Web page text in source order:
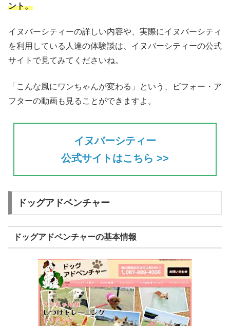
ント。
イヌバーシティーの詳しい内容や、実際にイヌバーシティ
を利用している人達の体験談は、イヌバーシティーの公式
サイトで見てみてくださいね。
「こんな風にワンちゃんが変わる」という、ビフォー・ア
フターの動画も見ることができますよ。
イヌバーシティー
公式サイトはこちら >>
ドッグアドベンチャー
ドッグアドベンチャーの基本情報